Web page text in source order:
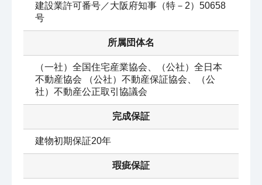
建設業許可番号／大阪府知事（特－2）50658
号
所属団体名
（一社）全国住宅産業協会、（公社）全日本
不動産協会 （公社）不動産保証協会、（公
社）不動産公正取引協議会
完成保証
建物初期保証20年
瑕疵保証